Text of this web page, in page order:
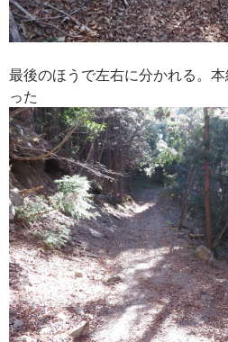
最後のほうで左右に分かれる。
った